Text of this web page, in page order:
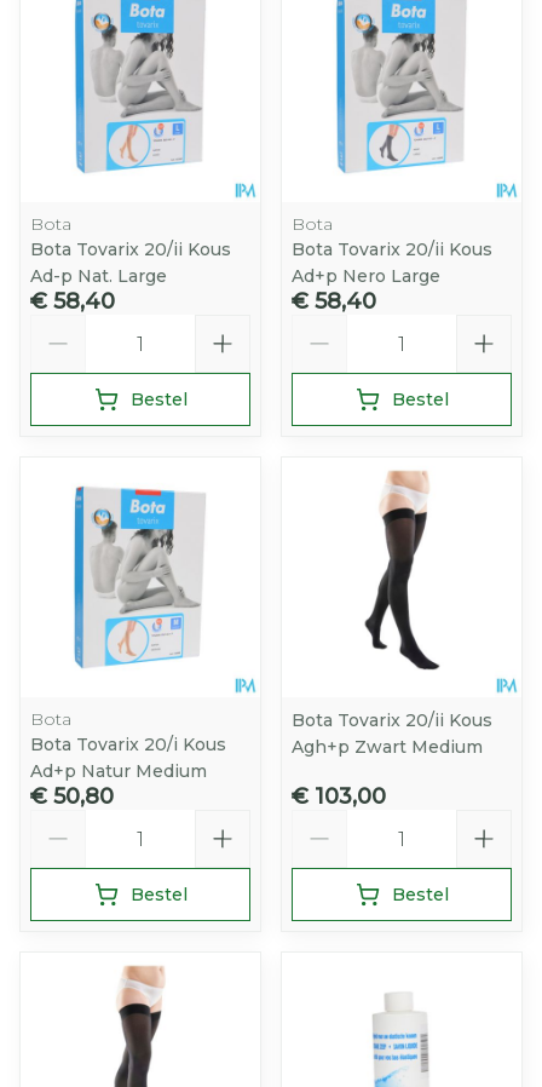
Bota
Bota Tovarix 20/ii Kous
Ad-p Nat. Large
€ 58,40
Bestel
Bota
Bota Tovarix 20/ii Kous
Ad+p Nero Large
€ 58,40
Bestel
Bota
Bota Tovarix 20/i Kous
Ad+p Natur Medium
€ 50,80
Bestel
Bota Tovarix 20/ii Kous
Agh+p Zwart Medium
€ 103,00
Bestel